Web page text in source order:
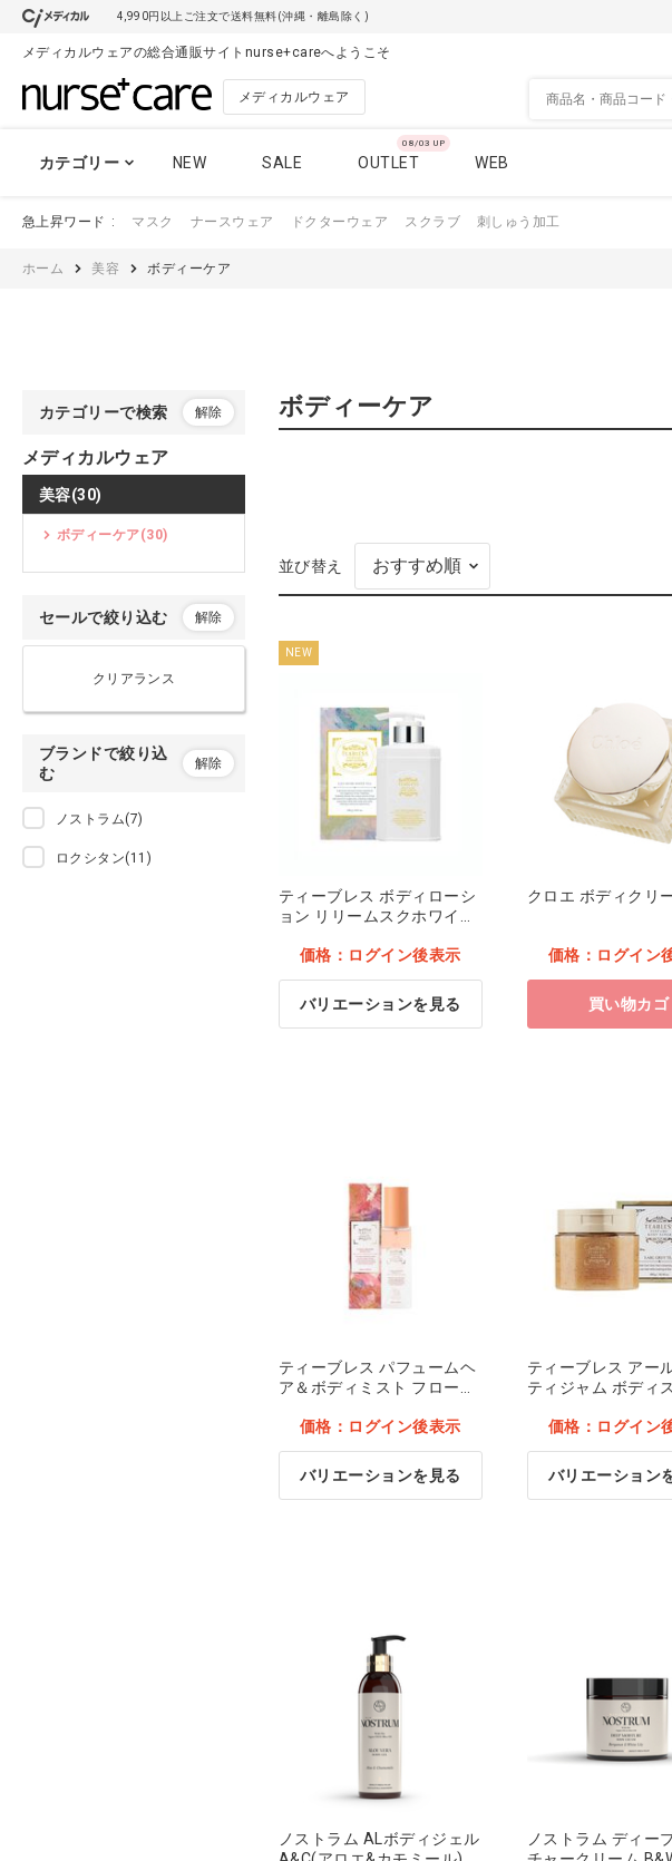
4,990円以上ご注文で送料無料(沖縄・離島除く)
メディカルウェアの総合通販サイトnurse+careへようこそ
メディカルウェア
カテゴリー
スクラブ
ケーシー
マタニティ
エプロン
ポロシャツ＆ケアウェア
インナー下着
レディースカットソー
9001 [FOLK] ブラック L
NEW SALE
08/03 UP
OUTLET WEB
急上昇ワード マスク ナースウェア ドクターウェア スクラブ 刺しゅう加工
ホーム 美容 ボディーケア
ボディーケア
並び替え
NEW
ティーブレス ボディローシ
ョン リリームスクホワイト
価格：ログイン後表示
バリエーションを見る
クロエ ボディクリ
価格：ログイン
買い物カゴ
ティーブレス パフュームヘ
ア＆ボディミスト フローラ
価格：ログイン後表示
バリエーションを見る
ティーブレス アー
ティジャム ボディ
価格：ログイン
バリエーション
ノストラム ALボディジェル
ノストラム ディー
カテゴリーで検索 解除
メディカルウェア
美容(30)
ボディーケア(30)
セールで絞り込む 解除
クリアランス
ブランドで絞り込
む
解除
ノストラム(7)
ロクシタン(11)